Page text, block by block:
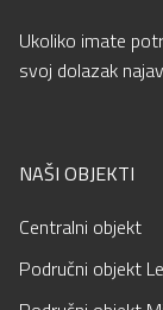
Ukoliko imate
svoj dolazak
NAŠI OBJEKTI
Centralni objekt
Područni objekt